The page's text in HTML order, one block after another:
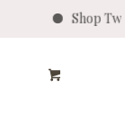
Shop